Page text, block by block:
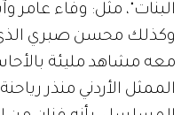
البنات"، مثل: وفاء عامر
وكذلك محسن صبري الذي
معه مشاهد مليئة
الممثل الأردني منذر